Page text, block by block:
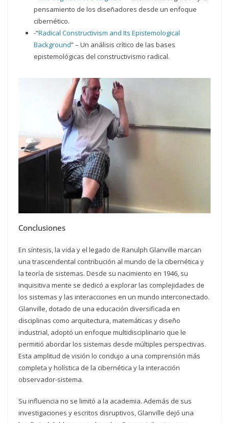
pensamiento de los diseñadores desde un enfoque
cibernético.
-“Radical Constructivism and Its Epistemological
Background” – Un análisis crítico de las bases
epistemológicas del constructivismo radical.
Conclusiones
En síntesis, la vida y el legado de Ranulph Glanville marcan
una trascendental contribución al mundo de la cibernética y
la teoría de sistemas. Desde su nacimiento en 1946, su
inquisitiva mente se dedicó a explorar las complejidades de
los sistemas y las interacciones en un mundo interconectado.
Glanville, dotado de una educación diversificada en
disciplinas como arquitectura, matemáticas y diseño
industrial, adoptó un enfoque multidisciplinario que le
permitió abordar los sistemas desde múltiples perspectivas.
Esta amplitud de visión lo condujo a una comprensión más
completa y holística de la cibernética y la interacción
observador-sistema.
Su influencia no se limitó a la academia. Además de sus
investigaciones y escritos disruptivos, Glanville dejó una